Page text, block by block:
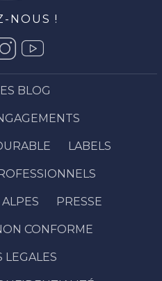
NOUS !
BLOG
LABELS
PRESSE
CONFORME
LEGALES